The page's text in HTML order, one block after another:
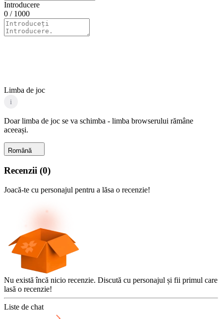
Introducere
0 / 1000
Limba de joc
i
Doar limba de joc se va schimba - limba browserului rămâne
aceeași.
Română
Recenzii (0)
Joacă-te cu personajul pentru a lăsa o recenzie!
Nu există încă nicio recenzie. Discută cu personajul și fii primul care
lasă o recenzie!
Liste de chat